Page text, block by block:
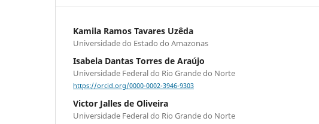
Kamila Ramos Tavares Uzêda
Universidade do Estado do Amazonas
Isabela Dantas Torres de Araújo
Universidade Federal do Rio Grande do Norte
https://orcid.org/0000-0002-3946-9303
Victor Jalles de Oliveira
Universidade Federal do Rio Grande do Norte